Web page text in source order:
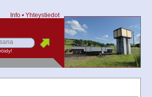
Info • Yhteystiedot